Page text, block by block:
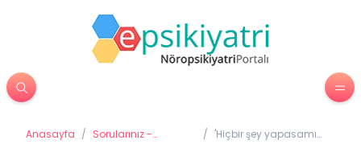
Anasayfa / Sorularınız -
/ 'Hiçbir şey yapasamı